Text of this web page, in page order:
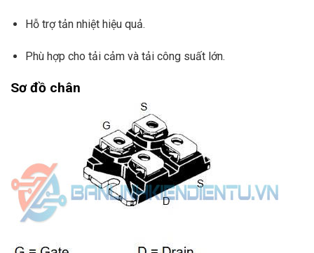
Hỗ trợ tản nhiệt hiệu quả.
Phù hợp cho tải cảm và tải công suất lớn.
Sơ đồ chân